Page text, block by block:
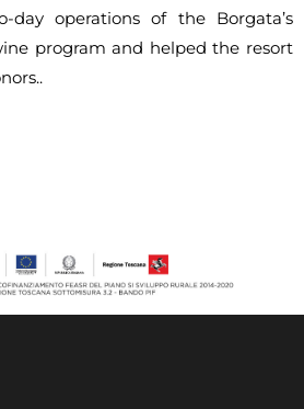
day operations of the Borgata’s
program and helped the resort